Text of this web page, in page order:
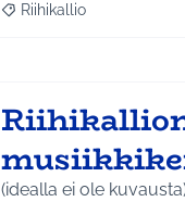
Rajaa tulokset teeman
Riihikallio
(idealla ei ole